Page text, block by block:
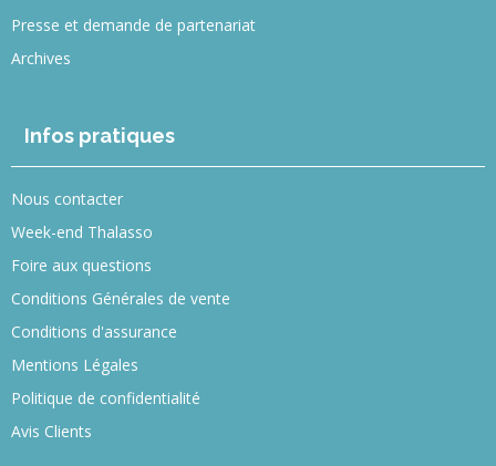
Presse et demande de partenariat
Archives
Infos pratiques
Nous contacter
Week-end Thalasso
Foire aux questions
Conditions Générales de vente
Conditions d'assurance
Mentions Légales
Politique de confidentialité
Avis Clients